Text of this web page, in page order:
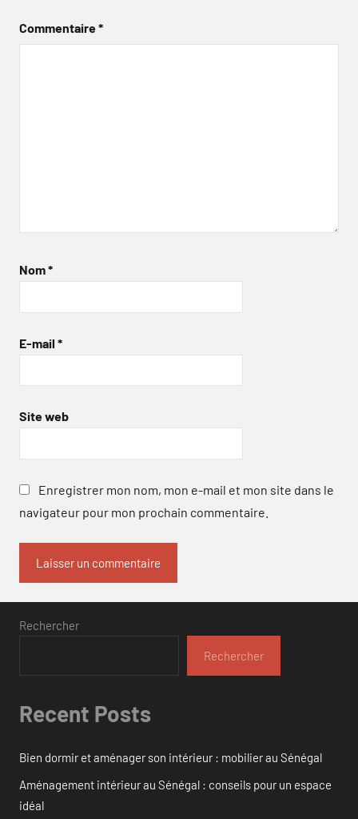
Commentaire*
Nom*
E-mail *
Site web
Enregistrer mon nom, mon e-mail et mon site dans le
navigateur pour mon prochain commentaire.
Rechercher
Rechercher
Recent Posts
Bien dormir et aménager son intérieur : mobilier au Sénégal
Aménagement intérieur au Sénégal : conseils pour un espace
idéal